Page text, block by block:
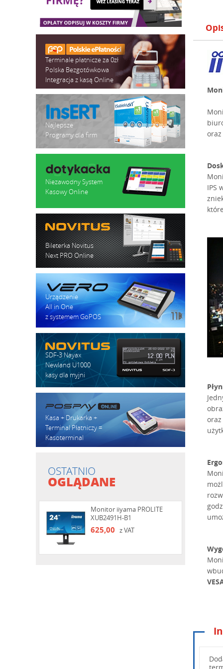
IPS
Terminale płatnicze za 0zł
Polska Bezgotówkowa
Integracja z kasą Online
Najlepsze
Programy dla firm
Niezawodny System
Kasowy Online
Bileterka Novitus
Next PRO Online
Urządzenie
All in One
z systemem GoPOS
SDF-3 Nayax
Newland U1000
kasy dla myjni
Kasa + Drukarka +
Terminal Płatniczy =
Kasoterminal
OSTATNIO
OGLĄDANE
Monitor iiyama PROLITE
XUB2491H-B1
625,00 z VAT